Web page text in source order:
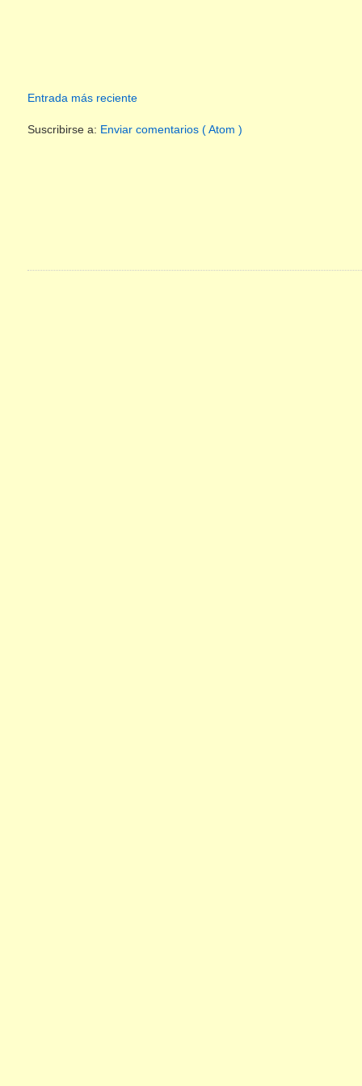
Entrada más reciente
Suscribirse a: Enviar comentarios ( Atom )